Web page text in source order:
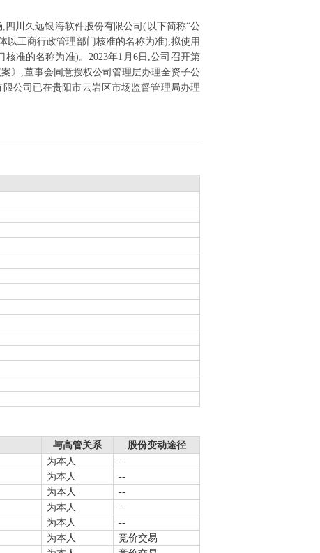
川久远银海软件股份有限公司(以下简称“公
以工商行政管理部门核准的名称为准);拟使用
准的名称为准)。2023年1月6日,公司召开第
》,董事会同意授权公司管理层办理全资子公
公司已在贵阳市云岩区市场监督管理局办理
与高管关系
股份变动途径
为本人
--
为本人
--
为本人
--
为本人
--
为本人
--
为本人
竞价交易